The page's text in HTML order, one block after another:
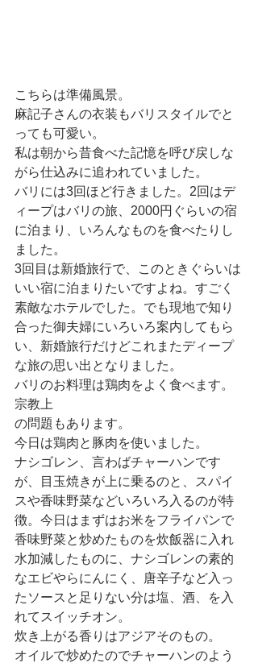
こちらは準備風景。
麻記子さんの衣装もバリスタイルでと
っても可愛い。
私は朝から昔食べた記憶を呼び戻しな
がら仕込みに追われていました。
バリには3回ほど行きました。2回はデ
ィープはバリの旅、2000円ぐらいの宿
に泊まり、いろんなものを食べたりし
ました。
3回目は新婚旅行で、このときぐらいは
いい宿に泊まりたいですよね。すごく
素敵なホテルでした。でも現地で知り
合った御夫婦にいろいろ案内してもら
い、新婚旅行だけどこれまたディープ
な旅の思い出となりました。
バリのお料理は鶏肉をよく食べます。
宗教上
の問題もあります。
今日は鶏肉と豚肉を使いました。
ナシゴレン、言わばチャーハンです
が、目玉焼きが上に乗るのと、スパイ
スや香味野菜などいろいろ入るのが特
徴。今日はまずはお米をフライパンで
香味野菜と炒めたものを炊飯器に入れ
水加減したものに、ナシゴレンの素的
なエビやらにんにく、唐辛子など入っ
たソースと足りない分は塩、酒、を入
れてスイッチオン。
炊き上がる香りはアジアそのもの。
オイルで炒めたのでチャーハンのよう